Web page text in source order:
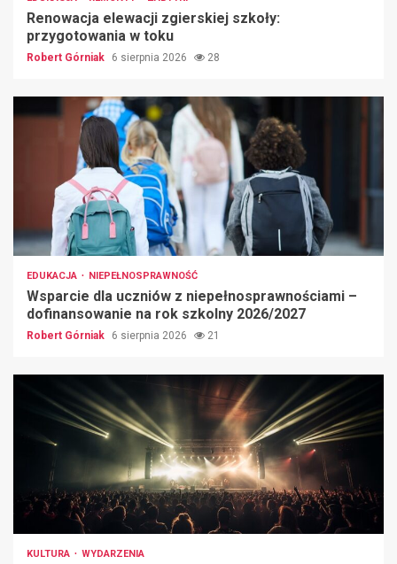
Renowacja elewacji zgierskiej szkoły:
przygotowania w toku
Robert Górniak 6 sierpnia 2026 28
EDUKACJA NIEPEŁNOSPRAWNOŚĆ
Wsparcie dla uczniów z niepełnosprawnościami –
dofinansowanie na rok szkolny 2026/2027
Robert Górniak 6 sierpnia 2026 21
KULTURA WYDARZENIA